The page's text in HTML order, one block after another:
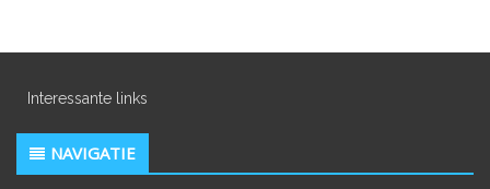
Interessante links
NAVIGATIE